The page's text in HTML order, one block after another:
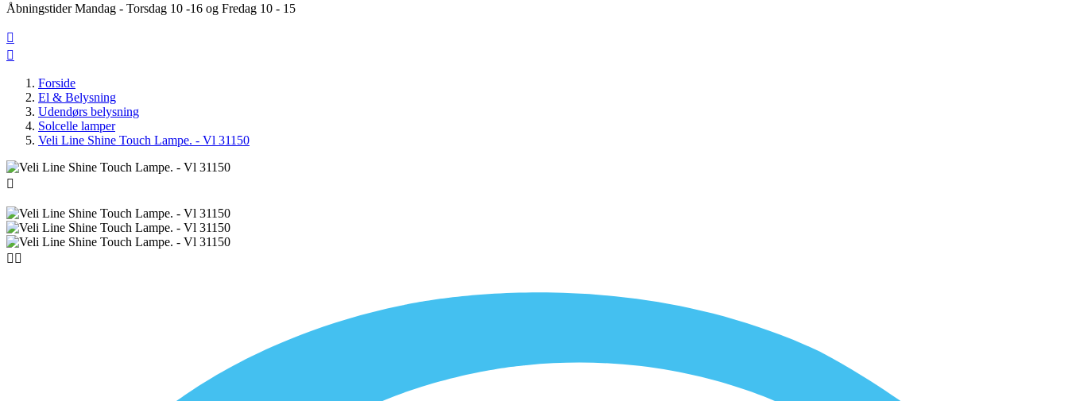
Åbningstider Mandag - Torsdag 10 -16 og Fredag 10 - 15


Forside
El & Belysning
Udendørs belysning
Solcelle lamper
Veli Line Shine Touch Lampe. - Vl 31150

 